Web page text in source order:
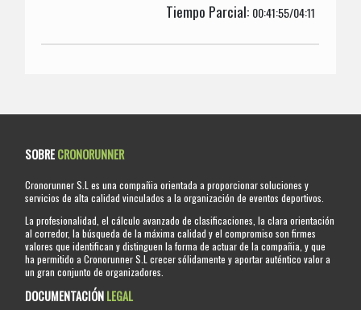
Tiempo Parcial: 00:41:55/04:11
SOBRECRONORUNNER
Cronorunner S.L es una compañia orientada a proporcionar soluciones y
servicios de alta calidad vinculados a la organización de eventos deportivos.
La profesionalidad, el cálculo avanzado de clasificaciones, la clara orientación
al corredor, la búsqueda de la máxima calidad y el compromiso son firmes
valores que identifican y distinguen la forma de actuar de la compañia, y que
ha permitido a Cronorunner S.L crecer sólidamente y aportar auténtico valor a
un gran conjunto de organizadores.
DOCUMENTACIÓNLEGAL